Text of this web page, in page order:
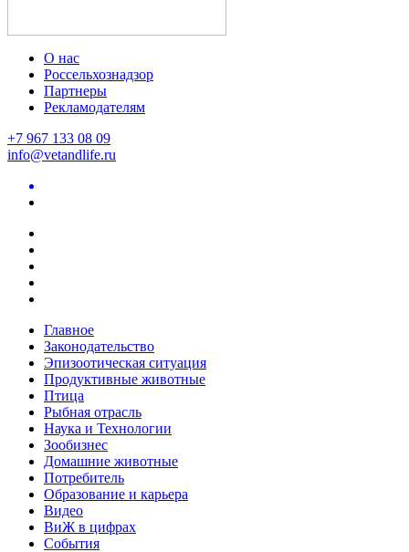
О нас
Россельхознадзор
Партнеры
Рекламодателям
+7 967 133 08 09
info@vetandlife.ru
Главное
Законодательство
Эпизоотическая ситуация
Продуктивные животные
Птица
Рыбная отрасль
Наука и Технологии
Зообизнес
Домашние животные
Потребитель
Образование и карьера
Видео
ВиЖ в цифрах
События